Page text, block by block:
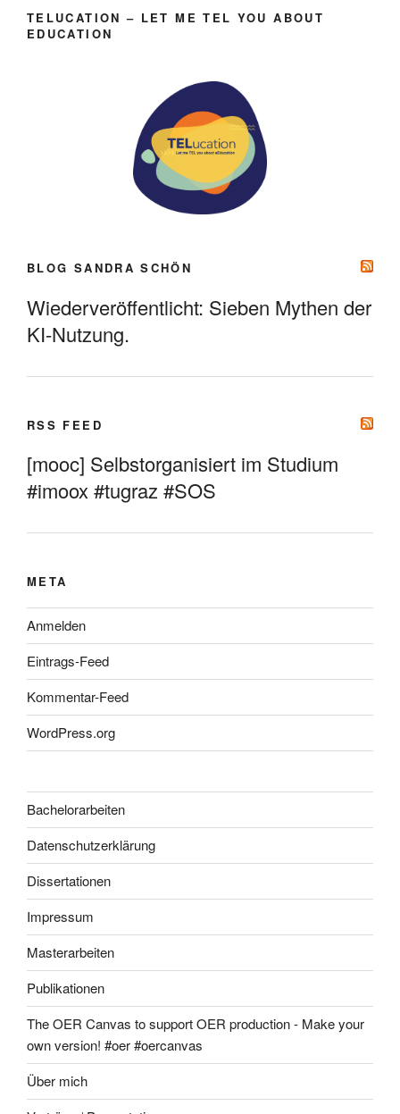
TELUCATION – LET ME TEL YOU ABOUT
EDUCATION
BLOG SANDRA SCHÖN
Wiederveröffentlicht: Sieben Mythen der
KI-Nutzung.
RSS FEED
[mooc] Selbstorganisiert im Studium
#imoox #tugraz #SOS
META
Anmelden
Eintrags-Feed
Kommentar-Feed
WordPress.org
Bachelorarbeiten
Datenschutzerklärung
Dissertationen
Impressum
Masterarbeiten
Publikationen
The OER Canvas to support OER production - Make your
own version! #oer #oercanvas
Über mich